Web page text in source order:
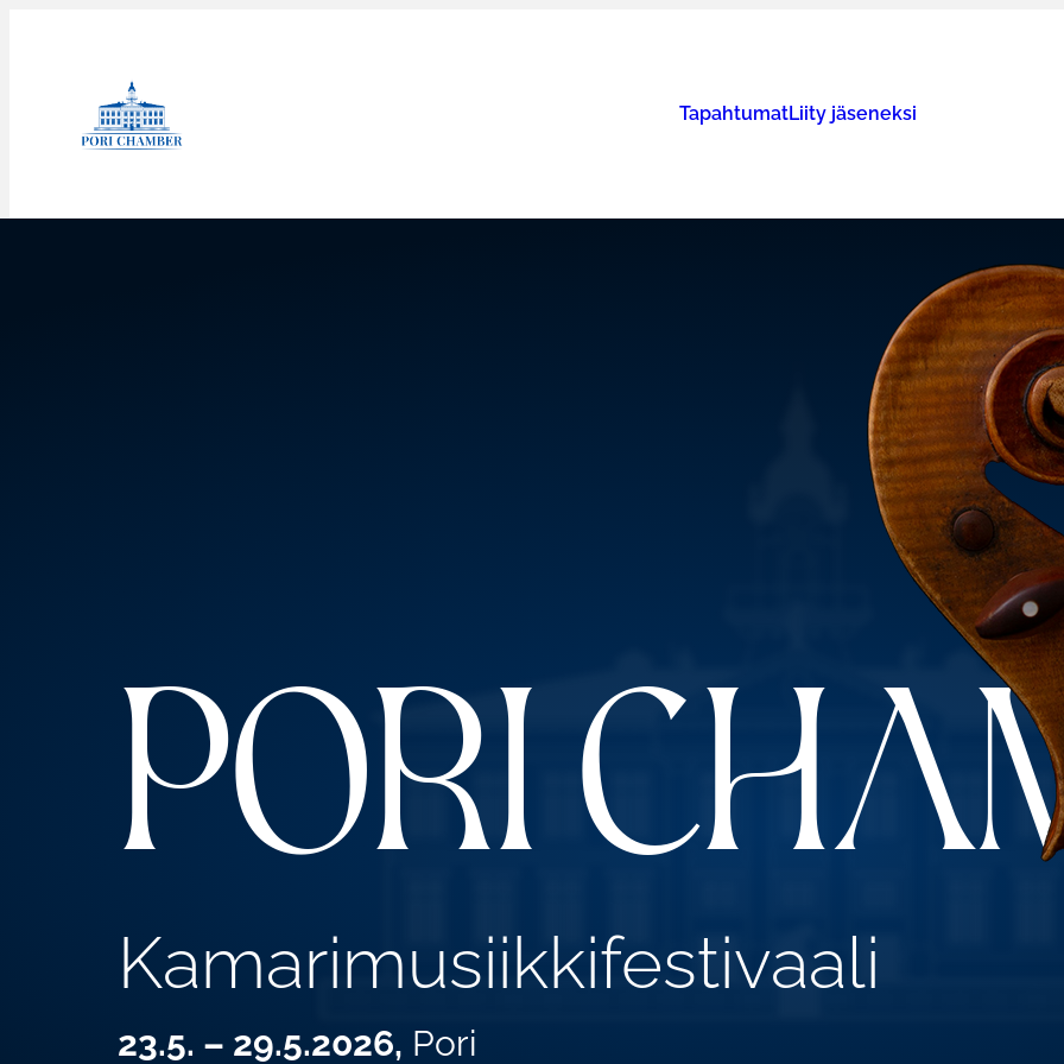
sisältöön
TapahtumatLiity jäseneksi
Pori
Kamarimusiikkifestivaali
23.5. – 29.5.2026, Pori